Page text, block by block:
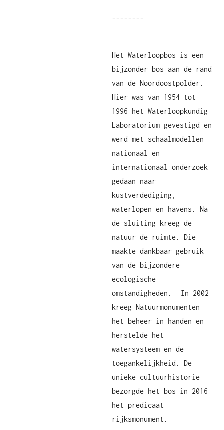
--------
Het Waterloopbos is een
bijzonder bos aan de rand
van de Noordoostpolder.
Hier was van 1954 tot
1996 het Waterloopkundig
Laboratorium gevestigd en
werd met schaalmodellen
nationaal en
internationaal onderzoek
gedaan naar
kustverdediging,
waterlopen en havens. Na
de sluiting kreeg de
natuur de ruimte. Die
maakte dankbaar gebruik
van de bijzondere
ecologische
omstandigheden. In 2002
kreeg Natuurmonumenten
het beheer in handen en
herstelde het
watersysteem en de
toegankelijkheid. De
unieke cultuurhistorie
bezorgde het bos in 2016
het predicaat
rijksmonument.